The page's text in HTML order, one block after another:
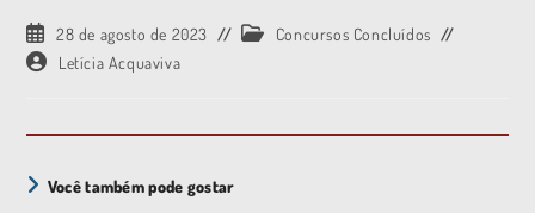
28 de agosto de 2023
Concursos Concluídos
Letícia Acquaviva
Você também pode gostar